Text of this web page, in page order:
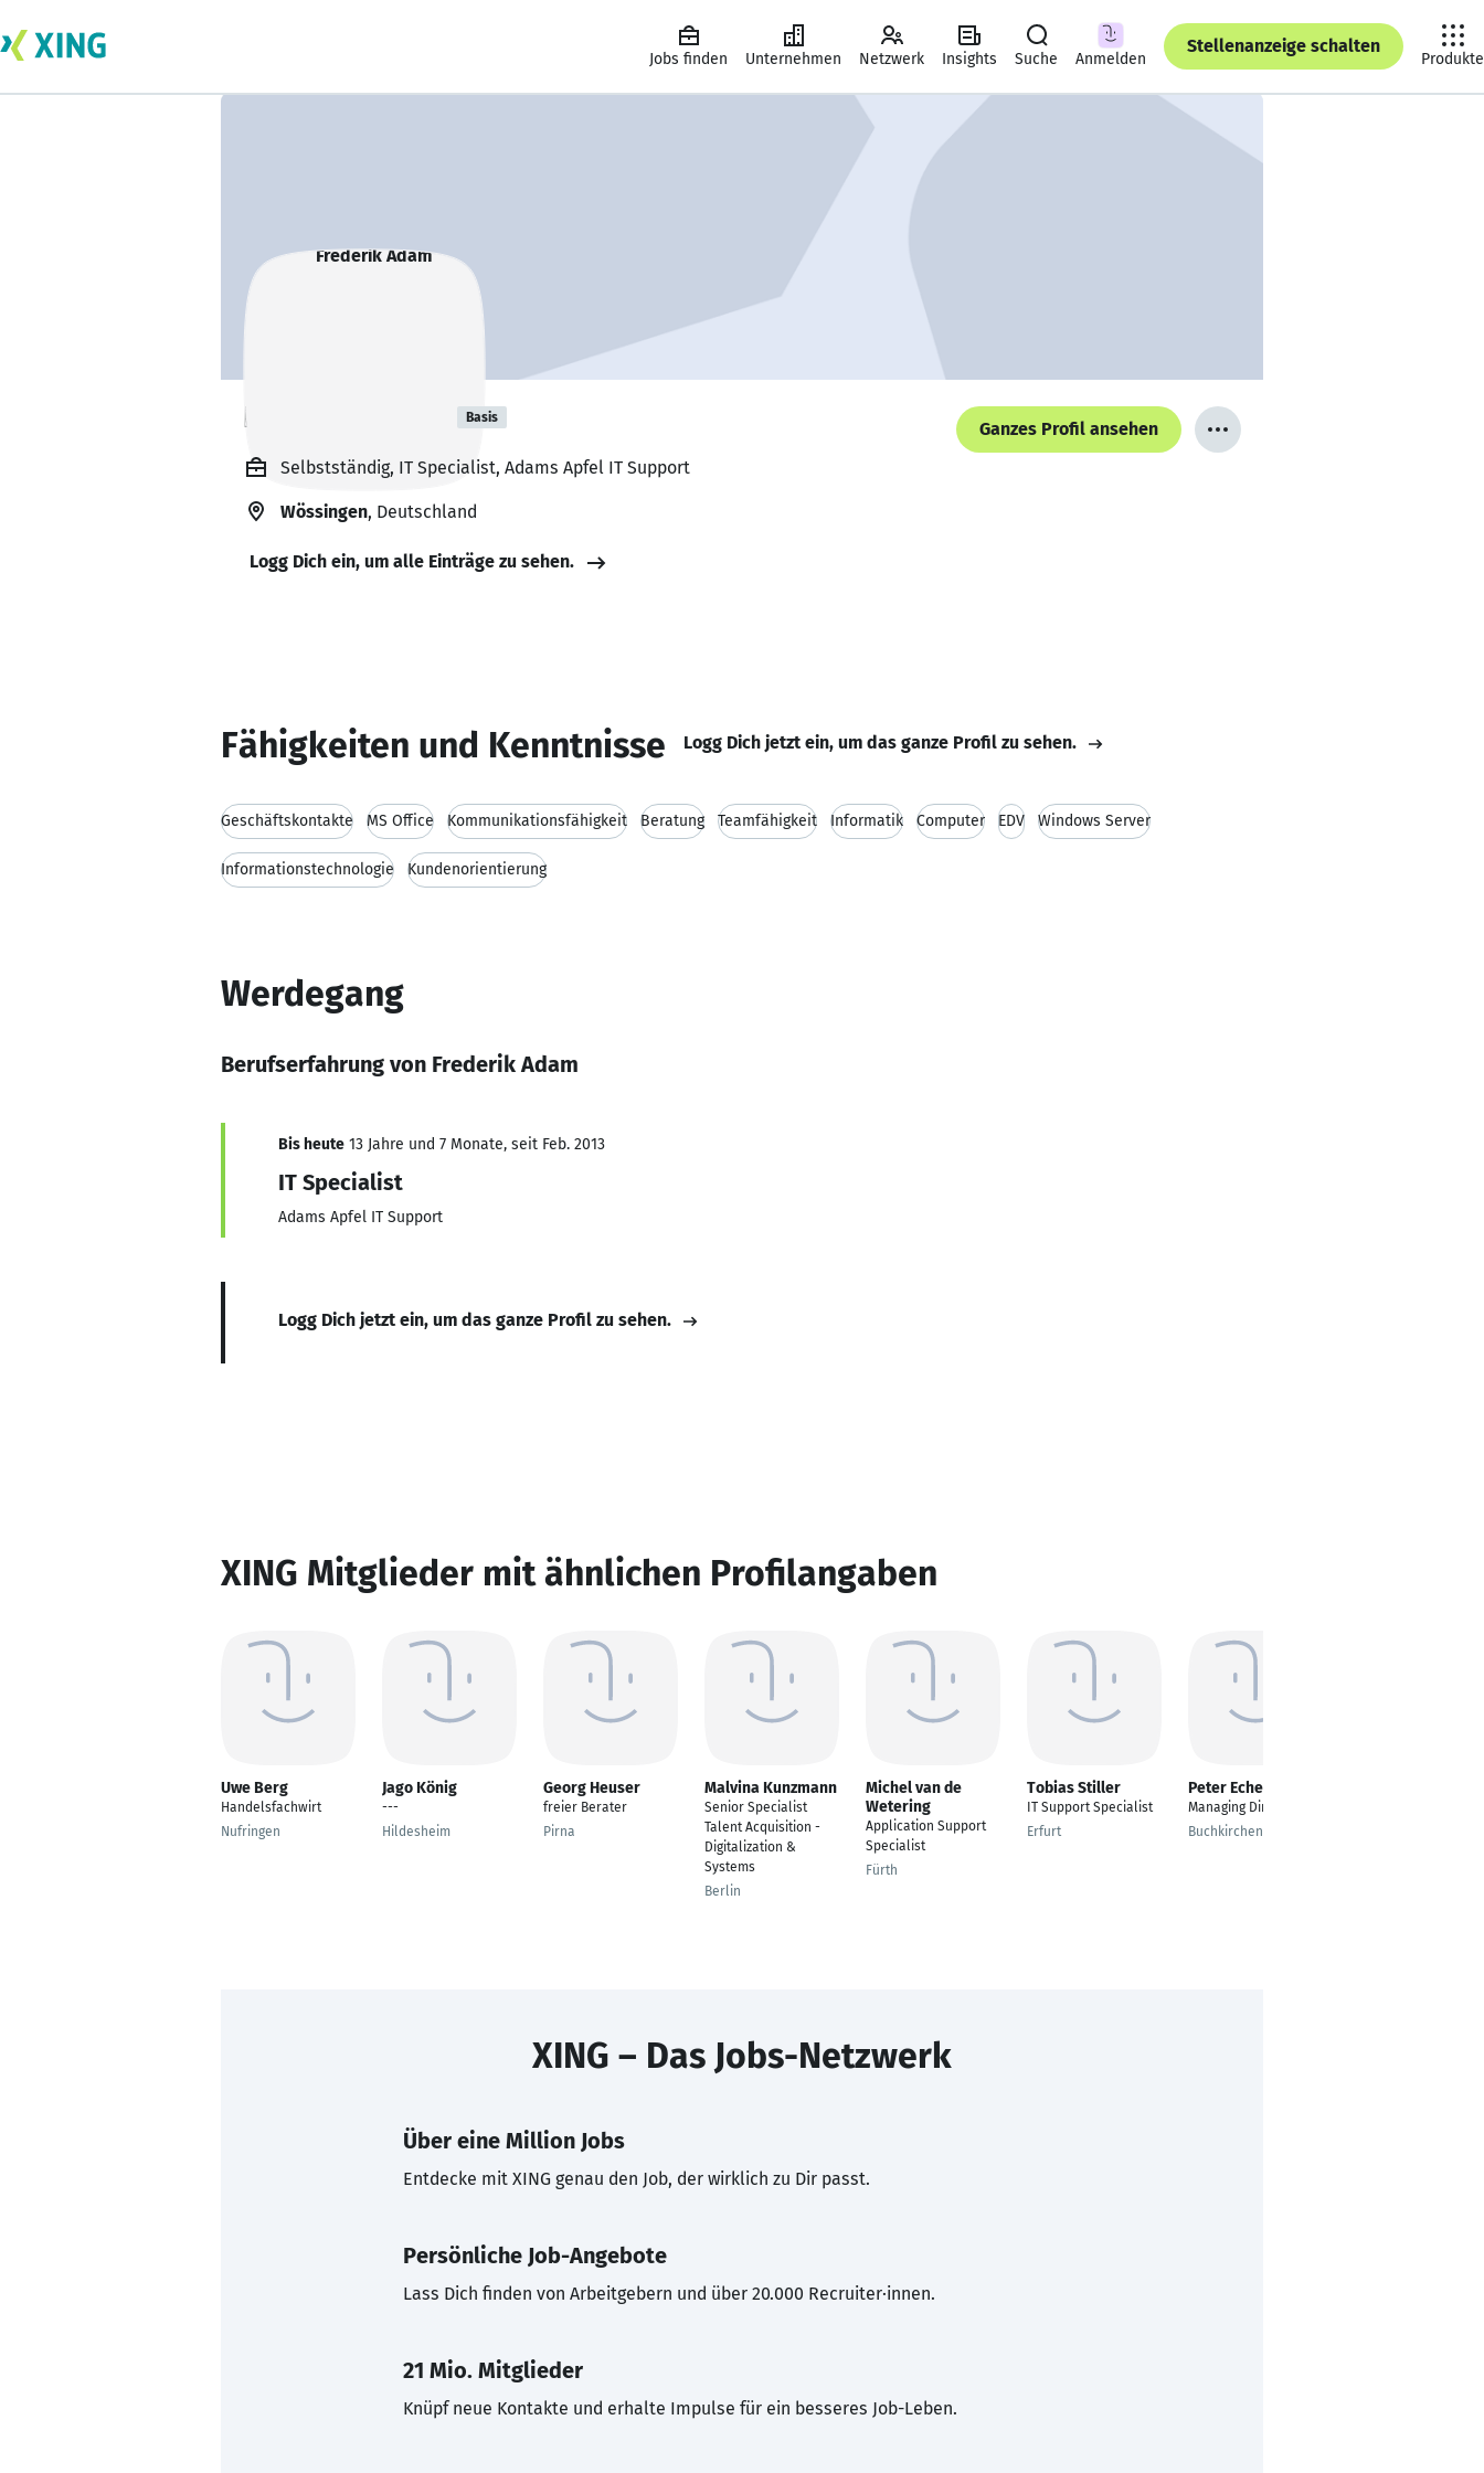
Jobs finden Unternehmen Netzwerk Insights Suche Anmelden
Stellenanzeige schalten
Produkte
Frederik Adam Basis
Ganzes Profil ansehen
Selbstständig, IT Specialist, Adams Apfel IT Support
Wössingen, Deutschland
Logg Dich ein, um alle Einträge zu sehen.
Fähigkeiten und Kenntnisse Logg Dich jetzt ein, um das ganze Profil zu sehen.
Geschäftskontakte MS Office Kommunikationsfähigkeit Beratung Teamfähigkeit Informatik Computer EDV Windows Server
Informationstechnologie Kundenorientierung
Werdegang
Berufserfahrung von Frederik Adam
Bis heute 13 Jahre und 7 Monate, seit Feb. 2013
IT Specialist
Adams Apfel IT Support
Logg Dich jetzt ein, um das ganze Profil zu sehen.
XING Mitglieder mit ähnlichen Profilangaben
Uwe Berg
Handelsfachwirt
Nufringen
Jago König
---
Hildesheim
Georg Heuser
freier Berater
Pirna
Malvina Kunzmann
Senior Specialist
Talent Acquisition -
Digitalization &
Systems
Berlin
Michel van de
Wetering
Application Support
Specialist
Fürth
Tobias Stiller
IT Support Specialist
Erfurt
Peter Echer
Managing Director
Buchkirchen
XING – Das Jobs-Netzwerk
Über eine Million Jobs
Entdecke mit XING genau den Job, der wirklich zu Dir passt.
Persönliche Job-Angebote
Lass Dich finden von Arbeitgebern und über 20.000 Recruiter·innen.
21 Mio. Mitglieder
Knüpf neue Kontakte und erhalte Impulse für ein besseres Job-Leben.